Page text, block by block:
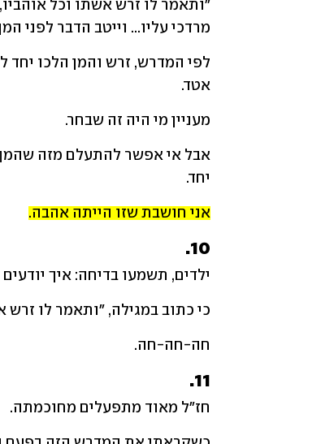
מרדכי עליו... וייטב הדבר לפני
אטד.
מעניין מי היה זה שבחר.
יחד.
אני חושבת שזו הייתה אהבה.
10.
ילדים, תשמעו בדיחה: איך
כי כתוב במגילה, "ותאמר לו זרש
חה-חה-חה.
11.
חז"ל מאוד מתפעלים מחוכמתה.